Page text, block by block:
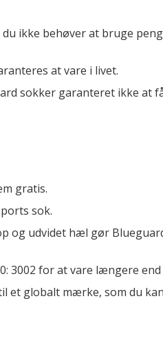
ikke behøver at bruge
at vare i livet.
sokker garanteret ikke at
gratis.
sok.
udvidet hæl gør
3002 for at vare længere
et globalt mærke, som du